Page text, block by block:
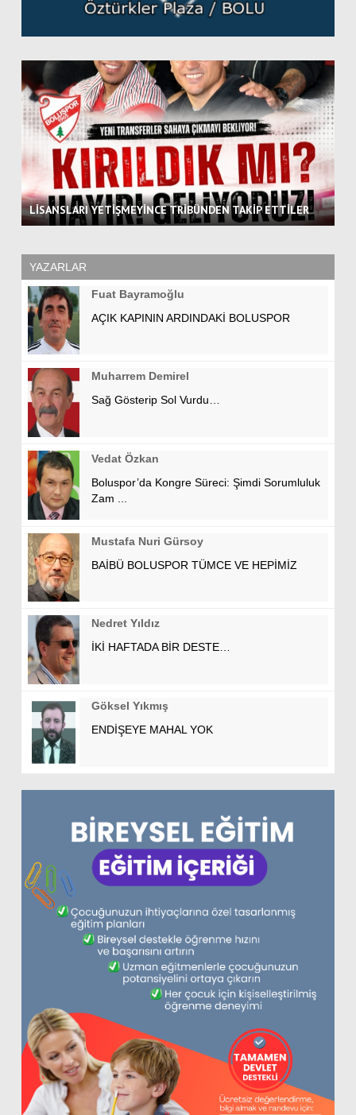
LİSANSLARI YETİŞMEYİNCE TRİBÜNDEN TAKİP ETTİLER
YAZARLAR
Fuat Bayramoğlu
AÇIK KAPININ ARDINDAKİ BOLUSPOR
Muharrem Demirel
Sağ Gösterip Sol Vurdu…
Vedat Özkan
Boluspor’da Kongre Süreci: Şimdi Sorumluluk
Zam ...
Mustafa Nuri Gürsoy
BAİBÜ BOLUSPOR TÜMCE VE HEPİMİZ
Nedret Yıldız
İKİ HAFTADA BİR DESTE…
Göksel Yıkmış
ENDİŞEYE MAHAL YOK